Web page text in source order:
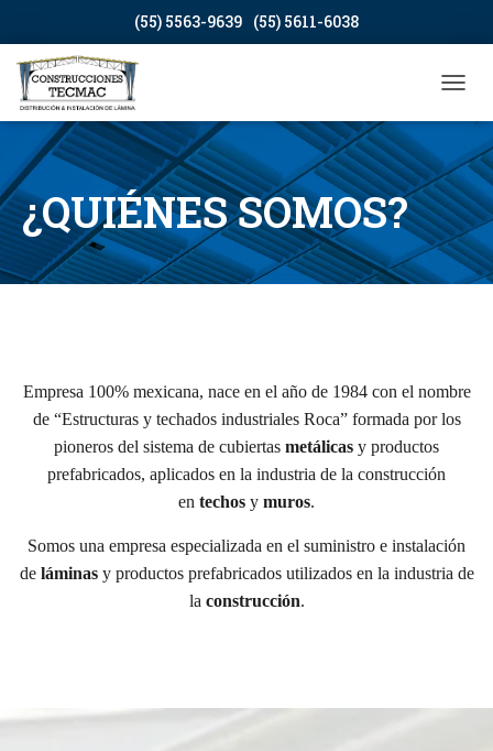
(55) 5563-9639 (55) 5611-6038
¿QUIÉNES SOMOS?
Empresa 100% mexicana, nace en el año de 1984 con el nombre
de “Estructuras y techados industriales Roca” formada por los
pioneros del sistema de cubiertas metálicas y productos
prefabricados, aplicados en la industria de la construcción
en techos y muros.
Somos una empresa especializada en el suministro e instalación
de láminas y productos prefabricados utilizados en la industria de
la construcción.